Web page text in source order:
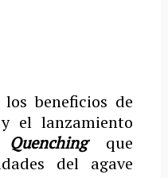
beneficios de
el lanzamiento
que
del agave